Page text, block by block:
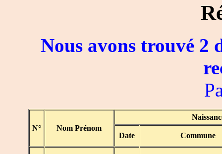
Nous avons trouvé 2
N° Nom Prénom
Date Commune